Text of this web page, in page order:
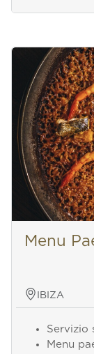
Menu
IBIZA
Servizio
Menu